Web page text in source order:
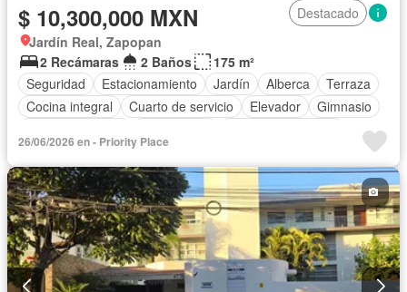
$ 10,300,000 MXN
Destacado
Jardín Real, Zapopan
2 Recámaras
2 Baños
175 m²
Seguridad
Estacionamiento Jardín Alberca
Terraza
Cocina integral
Cuarto de servicio Elevador
Gimnasio
Completamente amueblado
26/06/2026 en - Priority Place